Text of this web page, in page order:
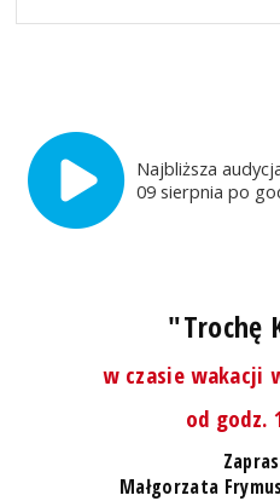
Najbliższa
09 sierpnia po
"Trochę
w czasie wakacji
od godz.
Małgorzata